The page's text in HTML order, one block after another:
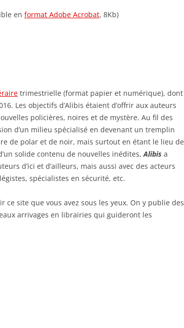
en format Adobe Acrobat, 8Kb)
trimestrielle (format papier et numérique), dont
Les objectifs d’Alibis étaient d’offrir aux auteurs
policières, noires et de mystère. Au fil des
d’un milieu spécialisé en devenant un tremplin
de polar et de noir, mais surtout en étant le lieu de
solide contenu de nouvelles inédites, Alibis a
d’ici et d’ailleurs, mais aussi avec des acteurs
spécialistes en sécurité, etc.
ce site que vous avez sous les yeux. On y publie des
arrivages en librairies qui guideront les